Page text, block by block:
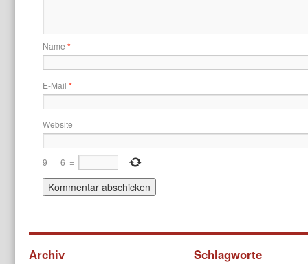
Name *
E-Mail *
Website
9 − 6 =
Archiv Schlagworte